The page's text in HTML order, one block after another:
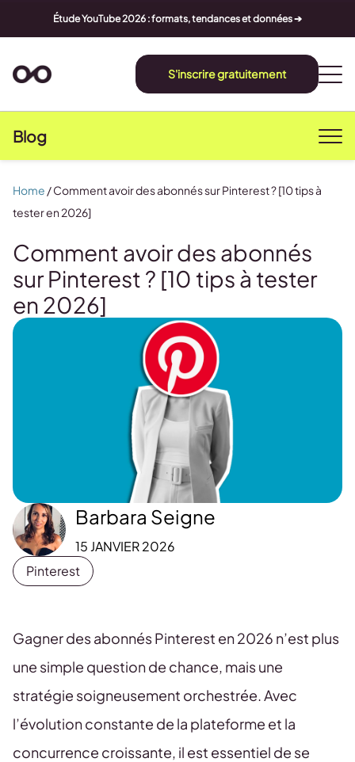
Étude YouTube 2026 : formats, tendances et données ➔
S'inscrire gratuitement
Blog
Comment avoir des abonnés
sur Pinterest ? [10 tips à tester
en 2026]
Barbara Seigne
15 JANVIER 2026
Pinterest
Home /Comment avoir des abonnés sur Pinterest ? [10 tips à
tester en 2026]
Gagner des abonnés Pinterest en 2026 n’est plus
une simple question de chance, mais une
stratégie soigneusement orchestrée. Avec
l’évolution constante de la plateforme et la
concurrence croissante, il est essentiel de se